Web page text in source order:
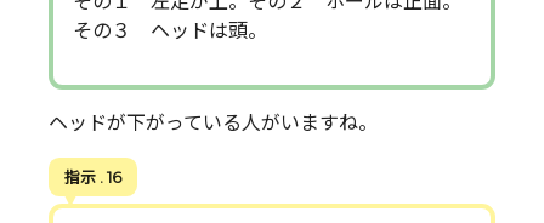
その３ ヘッドは頭。
ヘッドが下がっている人がいますね。
指示 . 16